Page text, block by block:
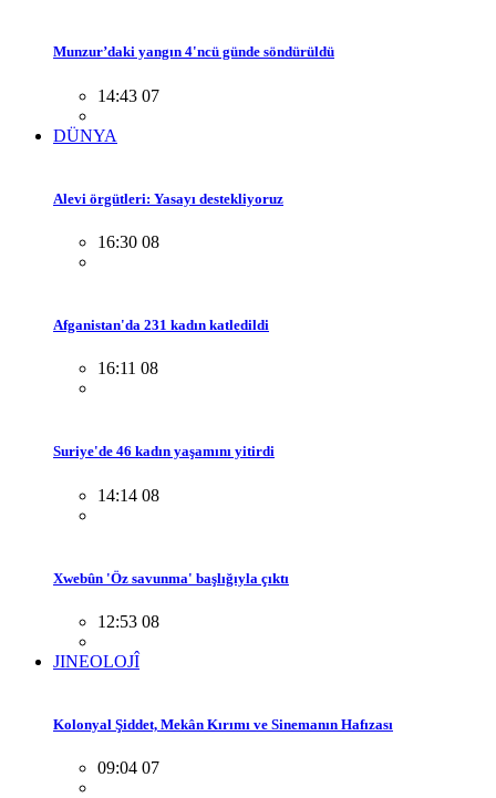
Munzur’daki yangın 4'ncü günde söndürüldü
14:43 07
DÜNYA
Alevi örgütleri: Yasayı destekliyoruz
16:30 08
Afganistan'da 231 kadın katledildi
16:11 08
Suriye'de 46 kadın yaşamını yitirdi
14:14 08
Xwebûn 'Öz savunma' başlığıyla çıktı
12:53 08
JINEOLOJÎ
Kolonyal Şiddet, Mekân Kırımı ve Sinemanın Hafızası
09:04 07